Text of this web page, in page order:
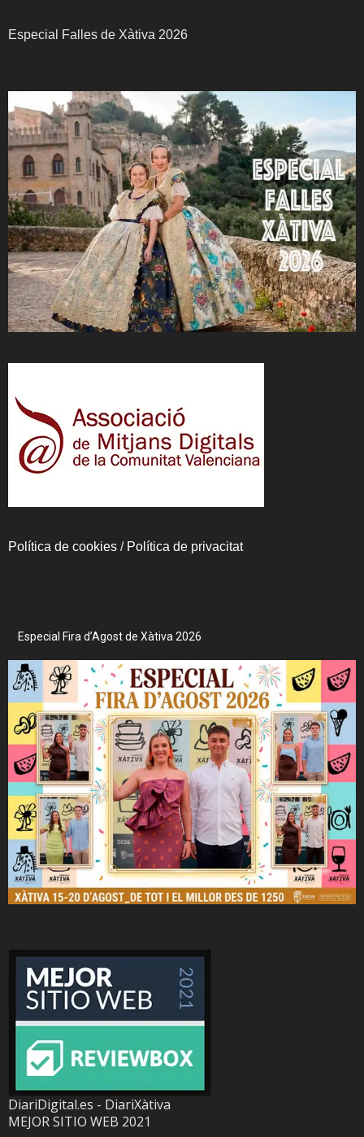
Especial Falles de Xàtiva 2026
Política de cookies / Política de privacitat
Especial Fira d’Agost de Xàtiva 2026
DiariDigital.es - DiariXàtiva
MEJOR SITIO WEB 2021